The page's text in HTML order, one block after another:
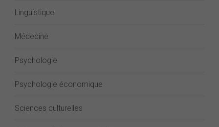
Linguistique
Médecine
Psychologie
Psychologie économique
Sciences culturelles